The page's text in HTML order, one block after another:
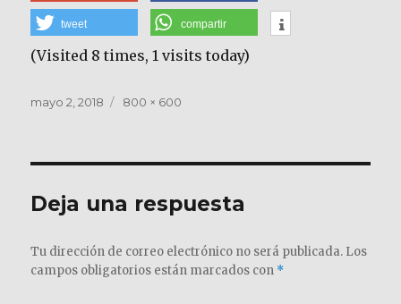
tweet compartir
(Visited 8 times, 1 visits today)
Publicado
mayo 2, 2018
Tamaño
800 × 600
Deja una respuesta
Tu dirección de correo electrónico no será publicada. Los
campos obligatorios están marcados con *